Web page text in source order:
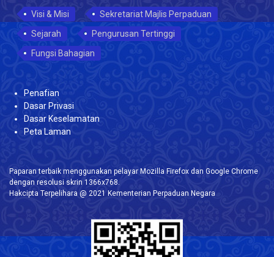
Visi & Misi
Sekretariat Majlis Perpaduan
Sejarah
Pengurusan Tertinggi
Fungsi Bahagian
Penafian
Dasar Privasi
Dasar Keselamatan
Peta Laman
Paparan terbaik menggunakan pelayar Mozilla Firefox dan Google Chrome
dengan resolusi skrin 1366x768.
Hakcipta Terpelihara @ 2021 Kementerian Perpaduan Negara